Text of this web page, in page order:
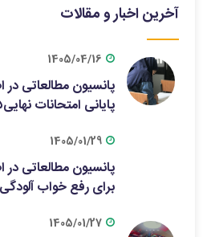
آخرین اخبار و مقالات
1405/04/16
پانسیون مطالعاتی
پایانی امتحانات نهایی۱۴۰۵ | ۰۹۱۳۲۱۶۵۴۳۹
1405/01/29
پانسیون مطالعاتی در
برای رفع خواب آلودگی |
1405/01/27